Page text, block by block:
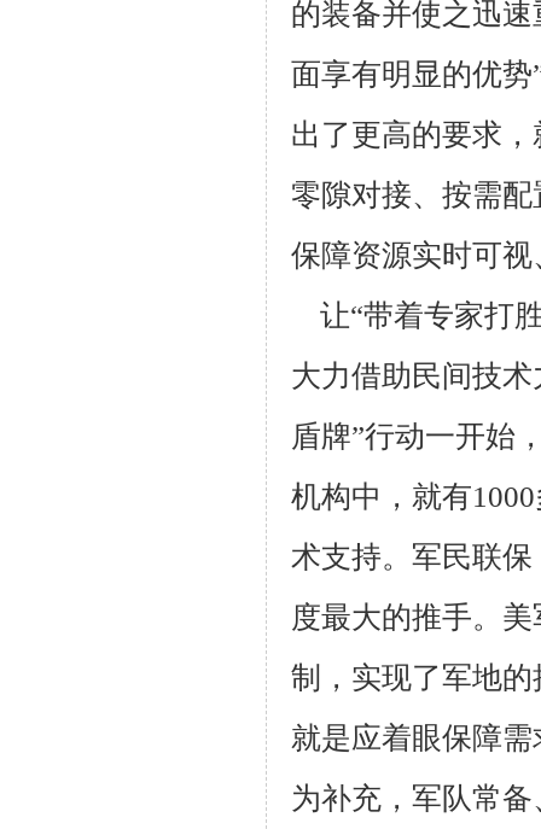
的装备并使之迅
面享有明显的优
出了更高的要求
零隙对接、按需
保障资源实时可
让“带着专家打
大力借助民间技
盾牌”行动一开始
机构中，就有1000
术支持。军民联
度最大的推手。
制，实现了军地
就是应着眼保障
为补充，军队常